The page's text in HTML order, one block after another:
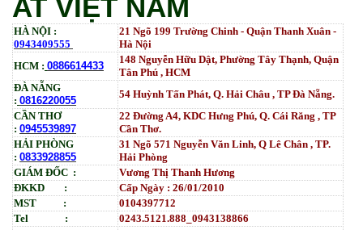
AT VIỆT NAM
HÀ NỘI :
0943409555
21 Ngõ 199 Trường Chinh - Quận Thanh Xuân -
Hà Nội
HCM : 0886614433
148 Nguyễn Hữu Dật, Phường Tây Thạnh, Quận
Tân Phú , HCM
ĐÀ NẴNG
: 0816220055
54 Huỳnh Tấn Phát, Q. Hải Châu , TP Đà Nẵng.
CẦN THƠ
: 0945539897
22 Đường A4, KDC Hưng Phú, Q. Cái Răng , TP
Cần Thơ.
HẢI PHÒNG
: 0833928855
31 Ngõ 571 Nguyễn Văn Linh, Q Lê Chân , TP.
Hải Phòng
GIÁM ĐỐC :
Vương Thị Thanh Hương
ĐKKD :
Cấp Ngày : 26/01/2010
MST :
0104397712
Tel :
0243.5121.888_0943138866